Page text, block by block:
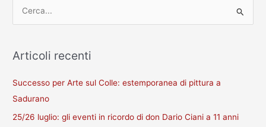
cArticoli recenti
Successo per Arte sul Colle: estemporanea di pittura a
Sadurano
25/26 luglio: gli eventi in ricordo di don Dario Ciani a 11 anni